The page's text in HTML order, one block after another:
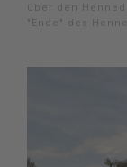
über den
"Ende" des